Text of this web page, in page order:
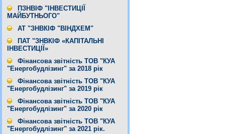
ПЗНВІФ "ІНВЕСТИЦІЇ
МАЙБУТНЬОГО"
АТ "ЗНВКІФ "ВІНДХЕМ"
ПАТ "ЗНВКІФ «КАПІТАЛЬНІ
ІНВЕСТИЦІЇ»
Фінансова звітність ТОВ "КУА
"Енергобудлізинг" за 2018 рік
Фінансова звітність ТОВ "КУА
"Енергобудлізинг" за 2019 рік
Фінансова звітність ТОВ "КУА
"Енергобудлізинг" за 2020 рік
Фінансова звітність ТОВ "КУА
"Енергобудлізинг" за 2021 рік.